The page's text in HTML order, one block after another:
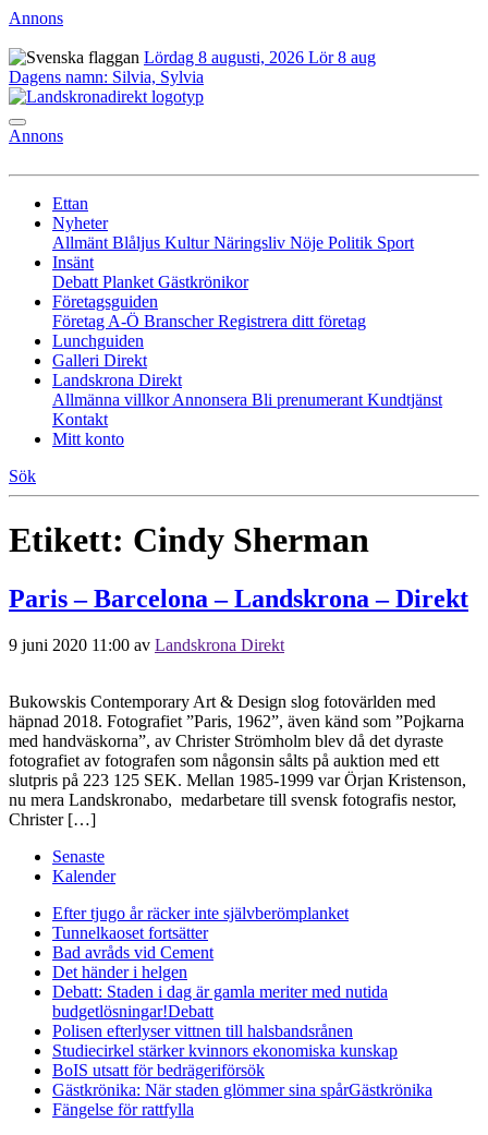
Annons
Lördag 8 augusti, 2026 Lör 8 aug
Dagens namn: Silvia, Sylvia
Annons
Ettan
Nyheter
Allmänt Blåljus KulturNäringsliv Nöje Politik Sport
Insänt
Debatt Planket Gästkrönikor
Företagsguiden
Företag A-Ö BranscherRegistrera ditt företag
Lunchguiden
Galleri Direkt
Landskrona Direkt
Allmänna villkorAnnonsera Bli prenumerant Kundtjänst
Kontakt
Mitt konto
Sök
Etikett: Cindy Sherman
Paris – Barcelona – Landskrona – Direkt
9 juni 2020 11:00 av Landskrona Direkt
Bukowskis Contemporary Art & Design slog fotovärlden med
häpnad 2018. Fotografiet ”Paris, 1962”, även känd som ”Pojkarna
med handväskorna”, av Christer Strömholm blev då det dyraste
fotografiet av fotografen som någonsin sålts på auktion med ett
slutpris på 223 125 SEK. Mellan 1985-1999 var Örjan Kristenson,
nu mera Landskronabo, medarbetare till svensk fotografis nestor,
Christer […]
Senaste
Kalender
Efter tjugo år räcker inte självberömplanket
Tunnelkaoset fortsätter
Bad avråds vid Cement
Det händer i helgen
Debatt: Staden i dag är gamla meriter med nutida
budgetlösningar!Debatt
Polisen efterlyser vittnen till halsbandsrånen
Studiecirkel stärker kvinnors ekonomiska kunskap
BoIS utsatt för bedrägeriförsök
Gästkrönika: När staden glömmer sina spårGästkrönika
Fängelse för rattfylla